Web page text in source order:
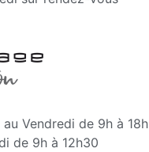
au Vendredi de 9h à 18h
de 9h à 12h30